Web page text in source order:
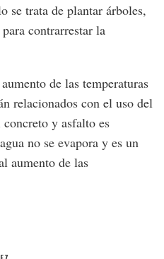
se trata de plantar árboles,
contrarrestar la
de las temperaturas
relacionados con el uso del
y asfalto es
no se evapora y es un
aumento de las